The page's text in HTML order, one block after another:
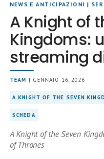
NEWS E ANTICIPAZIONI |
A Knight of
Kingdoms:
streaming
TEAM | GENNAIO 16, 2026
A KNIGHT OF THE SEVEN
SCHEDA
A Knight of the Seven
of Thrones